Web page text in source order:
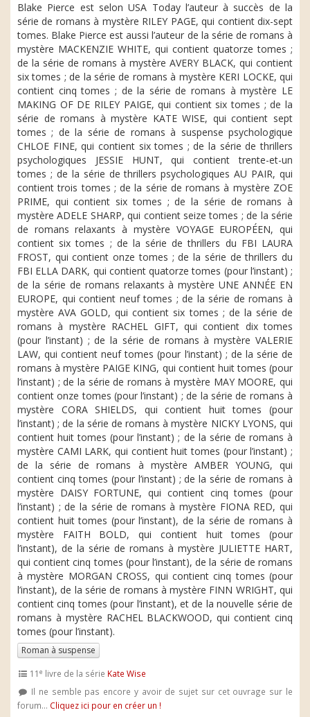
Blake Pierce est selon USA Today l’auteur à succès de la
série de romans à mystère RILEY PAGE, qui contient dix-sept
tomes. Blake Pierce est aussi l’auteur de la série de romans à
mystère MACKENZIE WHITE, qui contient quatorze tomes ;
de la série de romans à mystère AVERY BLACK, qui contient
six tomes ; de la série de romans à mystère KERI LOCKE, qui
contient cinq tomes ; de la série de romans à mystère LE
MAKING OF DE RILEY PAIGE, qui contient six tomes ; de la
série de romans à mystère KATE WISE, qui contient sept
tomes ; de la série de romans à suspense psychologique
CHLOE FINE, qui contient six tomes ; de la série de thrillers
psychologiques JESSIE HUNT, qui contient trente-et-un
tomes ; de la série de thrillers psychologiques AU PAIR, qui
contient trois tomes ; de la série de romans à mystère ZOE
PRIME, qui contient six tomes ; de la série de romans à
mystère ADELE SHARP, qui contient seize tomes ; de la série
de romans relaxants à mystère VOYAGE EUROPÉEN, qui
contient six tomes ; de la série de thrillers du FBI LAURA
FROST, qui contient onze tomes ; de la série de thrillers du
FBI ELLA DARK, qui contient quatorze tomes (pour l’instant) ;
de la série de romans relaxants à mystère UNE ANNÉE EN
EUROPE, qui contient neuf tomes ; de la série de romans à
mystère AVA GOLD, qui contient six tomes ; de la série de
romans à mystère RACHEL GIFT, qui contient dix tomes
(pour l’instant) ; de la série de romans à mystère VALERIE
LAW, qui contient neuf tomes (pour l’instant) ; de la série de
romans à mystère PAIGE KING, qui contient huit tomes (pour
l’instant) ; de la série de romans à mystère MAY MOORE, qui
contient onze tomes (pour l’instant) ; de la série de romans à
mystère CORA SHIELDS, qui contient huit tomes (pour
l’instant) ; de la série de romans à mystère NICKY LYONS, qui
contient huit tomes (pour l’instant) ; de la série de romans à
mystère CAMI LARK, qui contient huit tomes (pour l’instant) ;
de la série de romans à mystère AMBER YOUNG, qui
contient cinq tomes (pour l’instant) ; de la série de romans à
mystère DAISY FORTUNE, qui contient cinq tomes (pour
l’instant) ; de la série de romans à mystère FIONA RED, qui
contient huit tomes (pour l’instant), de la série de romans à
mystère FAITH BOLD, qui contient huit tomes (pour
l’instant), de la série de romans à mystère JULIETTE HART,
qui contient cinq tomes (pour l’instant), de la série de romans
à mystère MORGAN CROSS, qui contient cinq tomes (pour
l’instant), de la série de romans à mystère FINN WRIGHT, qui
contient cinq tomes (pour l’instant), et de la nouvelle série de
romans à mystère RACHEL BLACKWOOD, qui contient cinq
tomes (pour l’instant).
Roman à suspense
11e livre de la série Kate Wise
Il ne semble pas encore y avoir de sujet sur cet ouvrage sur le
forum... Cliquez ici pour en créer un !